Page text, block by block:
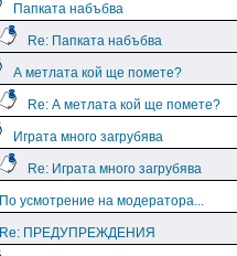
Папката набъбва
Re: Папката набъбва
А метлата кой ще помете?
Re: А метлата кой ще помете?
Играта много загрубява
Re: Играта много загрубява
По усмотрение на модератора...
Re: ПРЕДУПРЕЖДЕНИЯ